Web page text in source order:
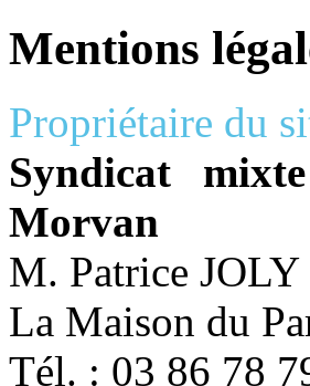
Mentions
Propriétaire du
Syndicat
Morvan
M. Patrice JOLY
La Maison du
Tél. : 03 86 78